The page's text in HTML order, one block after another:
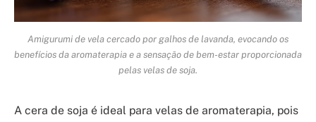
Amigurumi de vela cercado por galhos de lavanda, evocando os
benefícios da aromaterapia e a sensação de bem-estar proporcionada
pelas velas de soja.
A cera de soja é ideal para velas de aromaterapia, pois